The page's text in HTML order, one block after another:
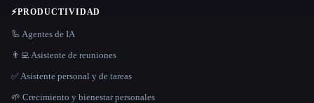
⚡PRODUCTIVIDAD
🦾 Agentes de IA
👨‍💻 Asistente de reuniones
✅ Asistente personal y de tareas
🌱 Crecimiento y bienestar personales